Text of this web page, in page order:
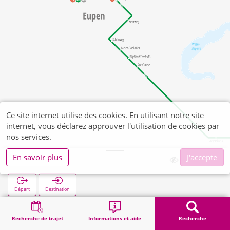
Recherche de trajet Informations et aide Recherche
Werthplatz
Départ Destination
Démarrage Recherche
Ce site internet utilise des cookies. En utilisant notre site
internet, vous déclarez approuver l'utilisation de cookies par
nos services.
En savoir plus
J'accepte